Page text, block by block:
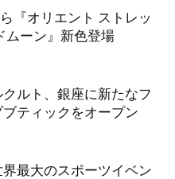
『オリエント ストレッ
ムーン』新色登場
ルト、銀座に新たなフ
ティックをオープン
界最大のスポーツイベン